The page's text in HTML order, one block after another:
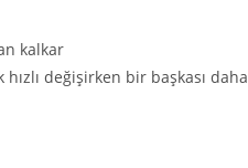
kalkar
değişirken bir başkası daha